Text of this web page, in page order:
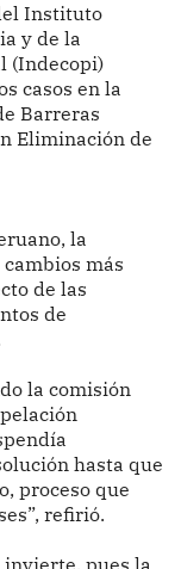
Instituto
y de la
(Indecopi)
casos en la
Barreras
Eliminación de
la
más
de las
de
la comisión
hasta que
proceso que
refirió.